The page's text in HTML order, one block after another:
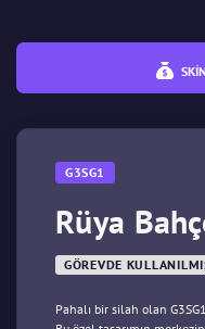
G3SG1
Rüya
GÖREVDE
Pahalı bir silah olan